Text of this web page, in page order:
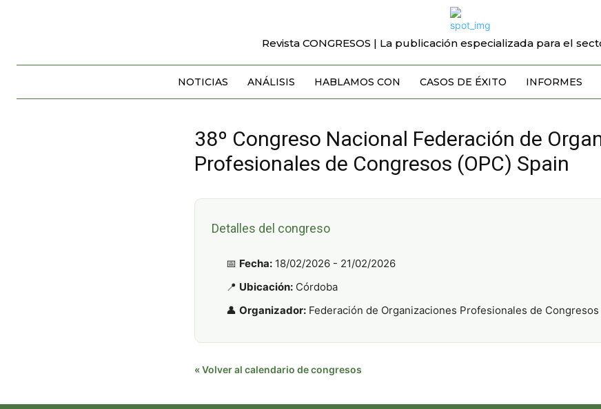
Revista CONGRESOS | La publicación especializada para el
NOTICIAS ANÁLISIS HABLAMOS CON CASOS DE ÉXITO INFORMES
38º Congreso Nacional Federación de
Profesionales de Congresos (OPC) Spain
Detalles del congreso
📅 Fecha: 18/02/2026 - 21/02/2026
📍 Ubicación: Córdoba
👤 Organizador: Federación de Organizaciones Profesionales de Congresos
« Volver al calendario de congresos